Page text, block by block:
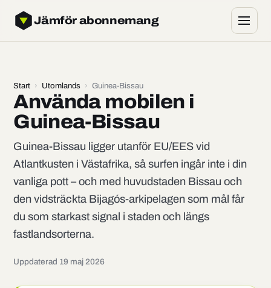
Jämför abonnemang
Start › Utomlands › Guinea-Bissau
Använda mobilen i
Guinea-Bissau
Guinea-Bissau ligger utanför EU/EES vid
Atlantkusten i Västafrika, så surfen ingår inte i din
vanliga pott – och med huvudstaden Bissau och
den vidsträckta Bijagós-arkipelagen som mål får
du som starkast signal i staden och längs
fastlandsorterna.
Uppdaterad 19 maj 2026